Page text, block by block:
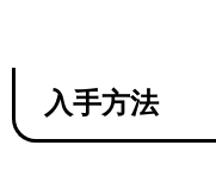
入手方法